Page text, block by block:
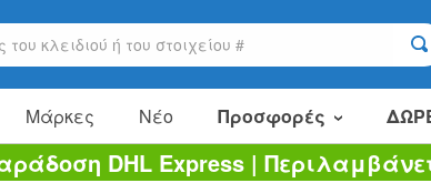
Μάρκες Νέο Προσφορές
Είδη πώλησης
DHL Express |